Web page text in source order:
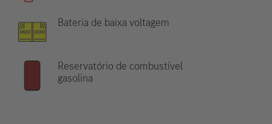
Bateria de baixa voltagem
Reservatório de combustível
gasolina